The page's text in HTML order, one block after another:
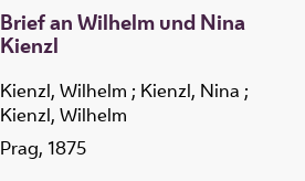
Brief an Wilhelm und Nina
Kienzl
Kienzl, Wilhelm ; Kienzl, Nina ;
Kienzl, Wilhelm
Prag, 1875